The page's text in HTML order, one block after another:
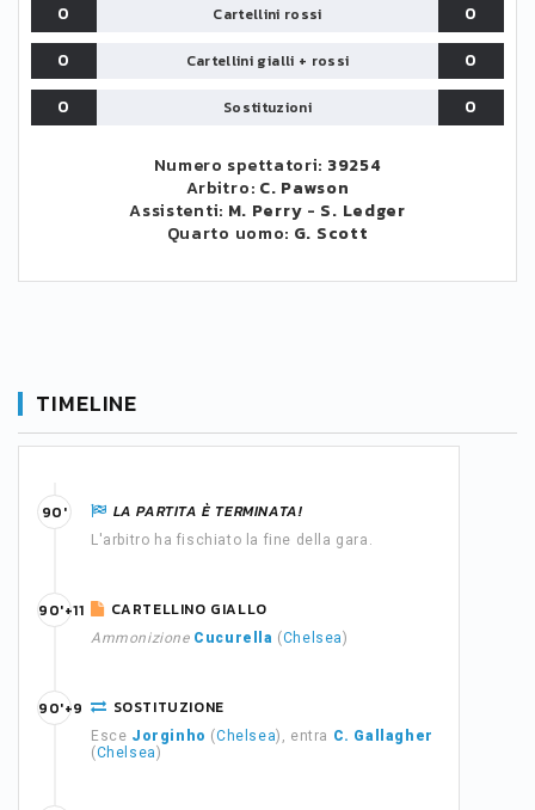
0
Cartellini rossi
0
0
Cartellini gialli + rossi
0
0
Sostituzioni 0
Numero spettatori: 39254
Arbitro: C. Pawson
Assistenti: M. Perry - S. Ledger
Quarto uomo: G. Scott
TIMELINE
LA PARTITA È TERMINATA!
L'arbitro ha fischiato la fine della gara.
90'
CARTELLINO GIALLO
Ammonizione Cucurella (Chelsea)
90'+11
SOSTITUZIONE
Esce Jorginho (Chelsea), entra C. Gallagher
(Chelsea)
90'+9